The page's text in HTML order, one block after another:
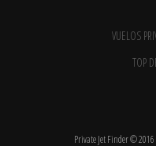
VUELOS
TOP
Private Jet Finder ©